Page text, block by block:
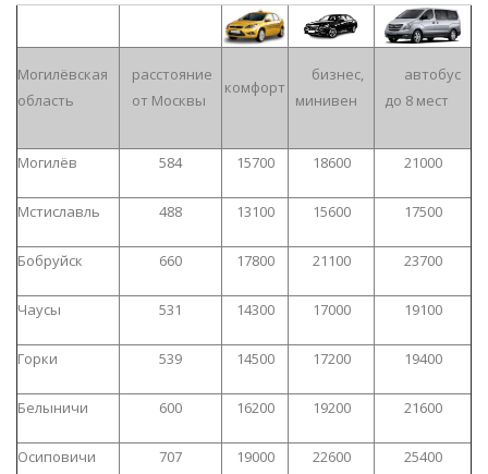
Могилёвская
область
расстояние
от Москвы
комфорт
бизнес,
минивен
автобус
до 8 мест
Могилёв 584 15700 18600 21000
Мстиславль 488 13100 15600 17500
Бобруйск 660 17800 21100 23700
Чаусы 531 14300 17000 19100
Горки 539 14500 17200 19400
Белыничи 600 16200 19200 21600
Осиповичи 707 19000 22600 25400